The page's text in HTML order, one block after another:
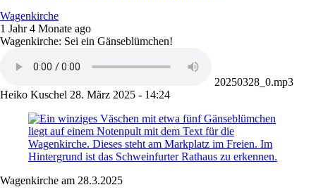
Wagenkirche
1 Jahr 4 Monate ago
Wagenkirche: Sei ein Gänseblümchen!
20250328_0.mp3
Heiko Kuschel 28. März 2025 - 14:24
Wagenkirche am 28.3.2025